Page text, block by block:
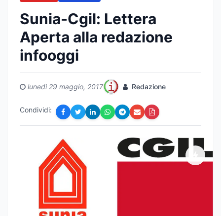
Sunia-Cgil: Lettera
Aperta alla redazione
infooggi
lunedì 29 maggio, 2017 Redazione
Condividi: